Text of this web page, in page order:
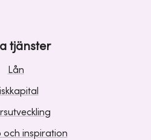
tjänster
Lån
och inspiration